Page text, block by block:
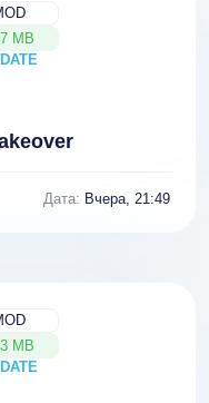
MB
Дата: Вчера, 21:49
MB